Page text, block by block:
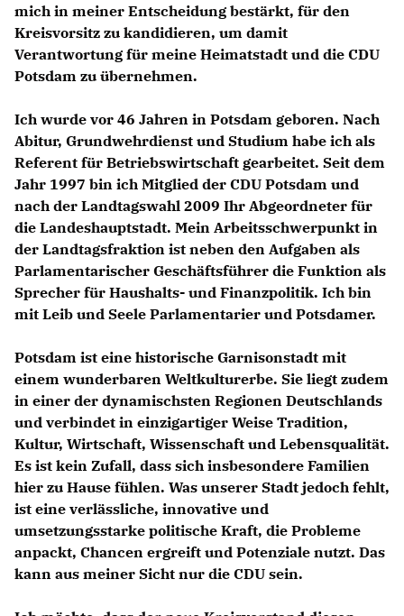
mich in meiner Entscheidung bestärkt, für den
Kreisvorsitz zu kandidieren, um damit
Verantwortung für meine Heimatstadt und die CDU
Potsdam zu übernehmen.
Ich wurde vor 46 Jahren in Potsdam geboren. Nach
Abitur, Grundwehrdienst und Studium habe ich als
Referent für Betriebswirtschaft gearbeitet. Seit dem
Jahr 1997 bin ich Mitglied der CDU Potsdam und
nach der Landtagswahl 2009 Ihr Abgeordneter für
die Landeshauptstadt. Mein Arbeitsschwerpunkt in
der Landtagsfraktion ist neben den Aufgaben als
Parlamentarischer Geschäftsführer die Funktion als
Sprecher für Haushalts- und Finanzpolitik. Ich bin
mit Leib und Seele Parlamentarier und Potsdamer.
Potsdam ist eine historische Garnisonstadt mit
einem wunderbaren Weltkulturerbe. Sie liegt zudem
in einer der dynamischsten Regionen Deutschlands
und verbindet in einzigartiger Weise Tradition,
Kultur, Wirtschaft, Wissenschaft und Lebensqualität.
Es ist kein Zufall, dass sich insbesondere Familien
hier zu Hause fühlen. Was unserer Stadt jedoch fehlt,
ist eine verlässliche, innovative und
umsetzungsstarke politische Kraft, die Probleme
anpackt, Chancen ergreift und Potenziale nutzt. Das
kann aus meiner Sicht nur die CDU sein.